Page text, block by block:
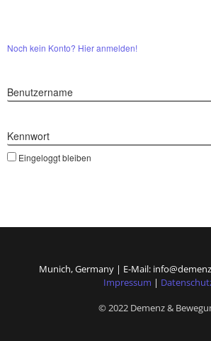
Noch kein Konto? Hier anmelden!
Benutzername
Kennwort
Eingeloggt bleiben
Munich, Germany | E-Mail:
Impressum |
© 2022 Demenz &